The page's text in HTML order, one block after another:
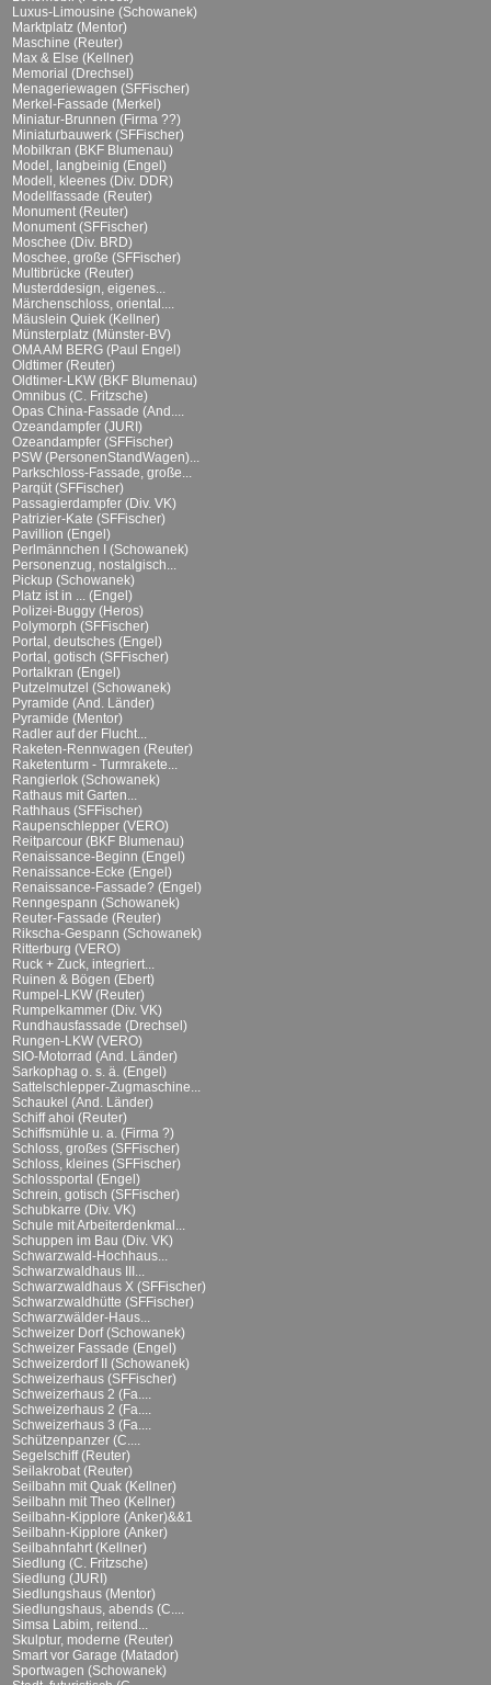
Luxus-Limousine (Schowanek)
Marktplatz (Mentor)
Maschine (Reuter)
Max & Else (Kellner)
Memorial (Drechsel)
Menageriewagen (SFFischer)
Merkel-Fassade (Merkel)
Miniatur-Brunnen (Firma ??)
Miniaturbauwerk (SFFischer)
Mobilkran (BKF Blumenau)
Model, langbeinig (Engel)
Modell, kleenes (Div. DDR)
Modellfassade (Reuter)
Monument (Reuter)
Monument (SFFischer)
Moschee (Div. BRD)
Moschee, große (SFFischer)
Multibrücke (Reuter)
Musterddesign, eigenes...
Märchenschloss, oriental....
Mäuslein Quiek (Kellner)
Münsterplatz (Münster-BV)
OMA AM BERG (Paul Engel)
Oldtimer (Reuter)
Oldtimer-LKW (BKF Blumenau)
Omnibus (C. Fritzsche)
Opas China-Fassade (And....
Ozeandampfer (JURI)
Ozeandampfer (SFFischer)
PSW (PersonenStandWagen)...
Parkschloss-Fassade, große...
Parqüt (SFFischer)
Passagierdampfer (Div. VK)
Patrizier-Kate (SFFischer)
Pavillion (Engel)
Perlmännchen I (Schowanek)
Personenzug, nostalgisch...
Pickup (Schowanek)
Platz ist in ... (Engel)
Polizei-Buggy (Heros)
Polymorph (SFFischer)
Portal, deutsches (Engel)
Portal, gotisch (SFFischer)
Portalkran (Engel)
Putzelmutzel (Schowanek)
Pyramide (And. Länder)
Pyramide (Mentor)
Radler auf der Flucht...
Raketen-Rennwagen (Reuter)
Raketenturm - Turmrakete...
Rangierlok (Schowanek)
Rathaus mit Garten...
Rathhaus (SFFischer)
Raupenschlepper (VERO)
Reitparcour (BKF Blumenau)
Renaissance-Beginn (Engel)
Renaissance-Ecke (Engel)
Renaissance-Fassade? (Engel)
Renngespann (Schowanek)
Reuter-Fassade (Reuter)
Rikscha-Gespann (Schowanek)
Ritterburg (VERO)
Ruck + Zuck, integriert...
Ruinen & Bögen (Ebert)
Rumpel-LKW (Reuter)
Rumpelkammer (Div. VK)
Rundhausfassade (Drechsel)
Rungen-LKW (VERO)
SIO-Motorrad (And. Länder)
Sarkophag o. s. ä. (Engel)
Sattelschlepper-Zugmaschine...
Schaukel (And. Länder)
Schiff ahoi (Reuter)
Schiffsmühle u. a. (Firma ?)
Schloss, großes (SFFischer)
Schloss, kleines (SFFischer)
Schlossportal (Engel)
Schrein, gotisch (SFFischer)
Schubkarre (Div. VK)
Schule mit Arbeiterdenkmal...
Schuppen im Bau (Div. VK)
Schwarzwald-Hochhaus...
Schwarzwaldhaus III...
Schwarzwaldhaus X (SFFischer)
Schwarzwaldhütte (SFFischer)
Schwarzwälder-Haus...
Schweizer Dorf (Schowanek)
Schweizer Fassade (Engel)
Schweizerdorf II (Schowanek)
Schweizerhaus (SFFischer)
Schweizerhaus 2 (Fa....
Schweizerhaus 2 (Fa....
Schweizerhaus 3 (Fa....
Schützenpanzer (C....
Segelschiff (Reuter)
Seilakrobat (Reuter)
Seilbahn mit Quak (Kellner)
Seilbahn mit Theo (Kellner)
Seilbahn-Kipplore (Anker)&&1
Seilbahn-Kipplore (Anker)
Seilbahnfahrt (Kellner)
Siedlung (C. Fritzsche)
Siedlung (JURI)
Siedlungshaus (Mentor)
Siedlungshaus, abends (C....
Simsa Labim, reitend...
Skulptur, moderne (Reuter)
Smart vor Garage (Matador)
Sportwagen (Schowanek)